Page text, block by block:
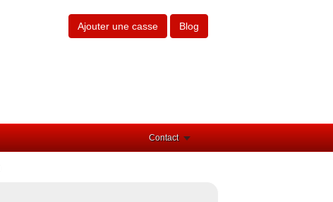
Ajouter une casse Blog
Contact